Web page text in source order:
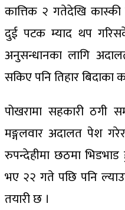
कात्तिक २ गतेदेखि कास्की
दुई पटक म्याद थप
अनुसन्धानका लागि
सकिए पनि तिहार बिदाका
पोखरामा सहकारी ठगी
मङ्गलवार अदालत पेश
रुपन्देहीमा छठमा
भए २२ गते पछि पनि
तयारी छ ।